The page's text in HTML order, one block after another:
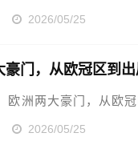
2026/05/25
门，从欧冠区到
欧洲两大豪门，从欧
2026/05/25